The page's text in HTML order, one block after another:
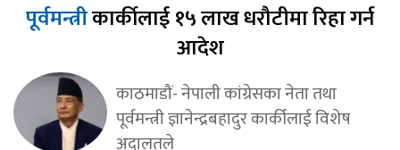
पूर्वमन्त्रीकार्कीलाई १५ लाख धरौटीमा रिहा गर्न
आदेश
काठमाडौं- नेपाली कांग्रेसका नेता तथा
पूर्वमन्त्री ज्ञानेन्द्रबहादुर कार्कीलाई विशेष
अदालतले